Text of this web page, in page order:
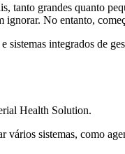
grandes quanto
No entanto,
integrados de
Health Solution.
sistemas, como